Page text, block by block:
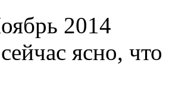
2014
ясно,